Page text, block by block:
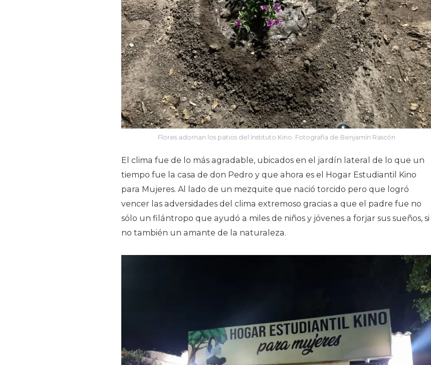
Flores adornan los patios del Instituto Kino. Fotografía de Benjamín Rascón
El clima fue de lo más agradable, ubicados en el jardín lateral de lo que un
tiempo fue la casa de don Pedro y que ahora es el Hogar Estudiantil Kino
para Mujeres. Al lado de un mezquite que nació torcido pero que logró
vencer las adversidades del clima extremoso gracias a que el padre fue no
sólo un filántropo que ayudó a miles de niños y jóvenes a forjar sus sueños, si
no también un amante de la naturaleza.